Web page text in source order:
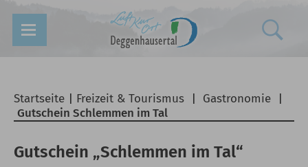
Startseite Freizeit & Tourismus Gastronomie
Gutschein Schlemmen im Tal
Gutschein „Schlemmen im Tal“